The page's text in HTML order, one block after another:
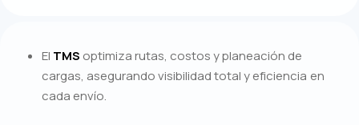
El TMS optimiza rutas, costos y planeación de
cargas, asegurando visibilidad total y eficiencia en
cada envío.